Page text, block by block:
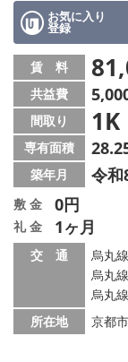
IT重説について
スタッフ紹介
賃貸管理の北白川
店舗情報·アクセ
会社概要
メールでお問い合
お気に入り
登録
賃 料
共益費
間取り 1K
専有面積
築年月 令和
敷 金 0円
礼 金 1ヶ月
交 通
烏丸
烏丸
烏丸
所在地
京都